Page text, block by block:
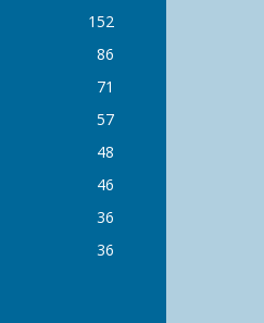
152
86
71
57
48
46
36
36